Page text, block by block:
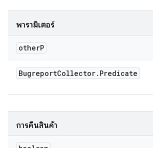
พารามิเตอร์
otherP
BugreportCollector. Predicate
การคืนสินค้า